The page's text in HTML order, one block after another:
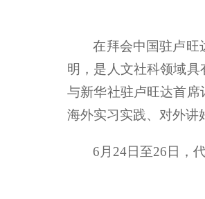
在拜会中国驻卢旺
明，是人文社科领域
与新华社驻卢旺达首
海外实习实践、对外讲
6月24日至26日，